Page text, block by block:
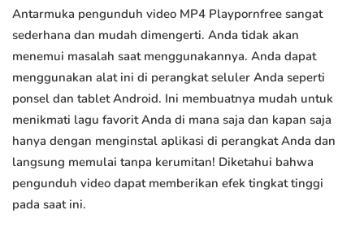
Antarmuka pengunduh video MP4 Playpornfree sangat
sederhana dan mudah dimengerti. Anda tidak akan
menemui masalah saat menggunakannya. Anda dapat
menggunakan alat ini di perangkat seluler Anda seperti
ponsel dan tablet Android. Ini membuatnya mudah untuk
menikmati lagu favorit Anda di mana saja dan kapan saja
hanya dengan menginstal aplikasi di perangkat Anda dan
langsung memulai tanpa kerumitan! Diketahui bahwa
pengunduh video dapat memberikan efek tingkat tinggi
pada saat ini.